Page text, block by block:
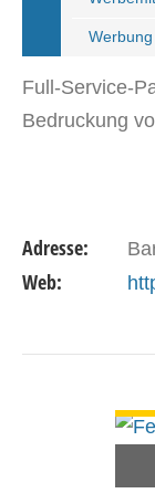
Full-Service-
Bedruckung
Adresse:
Web: